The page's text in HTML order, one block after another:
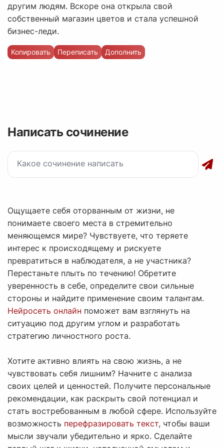
другим людям. Вскоре она открыла свой
собственный магазин цветов и стала успешной
бизнес-леди.
Копировать Переписать Дополнить
Написать сочинение
Ощущаете себя оторванным от жизни, не
понимаете своего места в стремительно
меняющемся мире? Чувствуете, что теряете
интерес к происходящему и рискуете
превратиться в наблюдателя, а не участника?
Перестаньте плыть по течению! Обретите
уверенность в себе, определите свои сильные
стороны и найдите применение своим талантам.
Нейросеть онлайн поможет вам взглянуть на
ситуацию под другим углом и разработать
стратегию личностного роста.
Хотите активно влиять на свою жизнь, а не
чувствовать себя лишним? Начните с анализа
своих целей и ценностей. Получите персональные
рекомендации, как раскрыть свой потенциал и
стать востребованным в любой сфере. Используйте
возможность перефразировать текст, чтобы ваши
мысли звучали убедительно и ярко. Сделайте